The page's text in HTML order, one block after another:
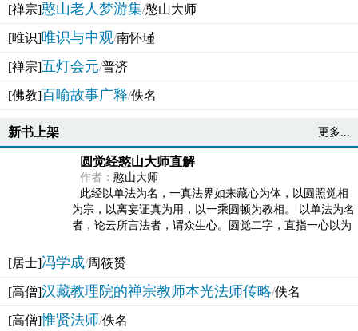
[禅宗]憨山老人梦游集/憨山大师
[唯识]唯识与中观/南怀瑾
[禅宗]五灯会元/普济
[佛教]百喻故事广释/佚名
新书上架 更多...
圆觉经憨山大师直解
作者： 憨山大师
此经以单法为名，一真法界如来藏心为体，以圆照觉相
为宗，以离妄证真为用，以一乘圆顿为教相。 以单法为名
者，论云所言法者，谓众生心。圆觉二字，直指一心以为
[居士]冯学成/周筱赟
[高僧]汉藏教理院的禅宗教师本光法师传略/佚名
[高僧]惟贤法师/佚名